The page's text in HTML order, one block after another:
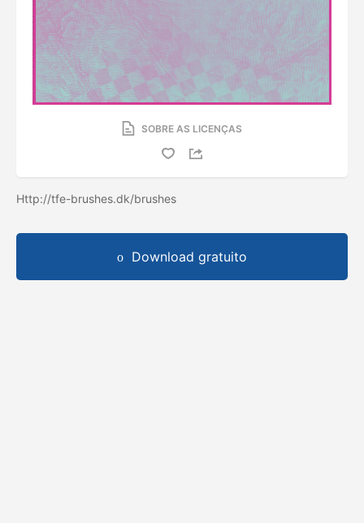
SOBRE AS LICENÇAS
Http://tfe-brushes.dk/brushes
Download gratuito